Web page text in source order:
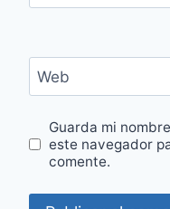
Web
Guarda mi
este navegador
comente.